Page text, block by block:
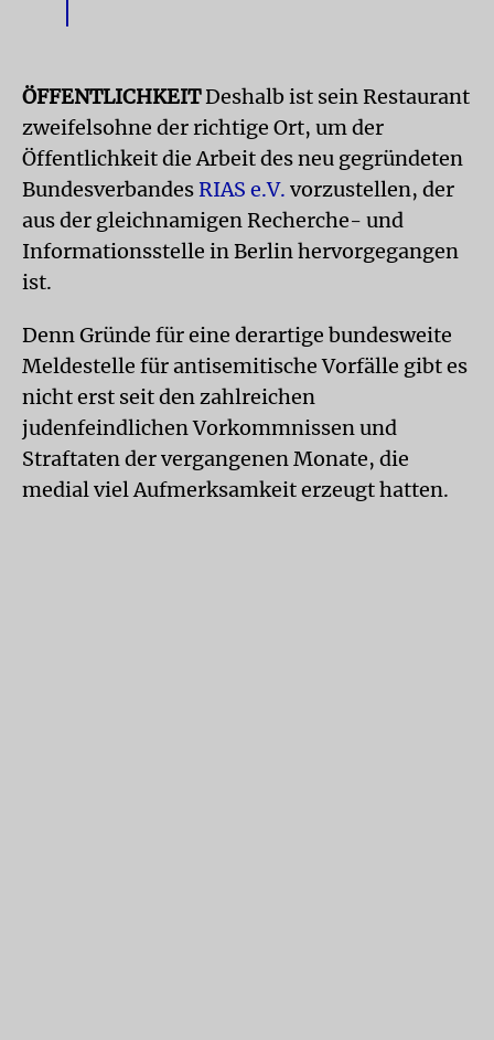
ÖFFENTLICHKEITDeshalb ist sein Restaurant
zweifelsohne der richtige Ort, um der
Öffentlichkeit die Arbeit des neu gegründeten
BundesverbandesRIAS e.V. vorzustellen, der
aus der gleichnamigen Recherche- und
Informationsstelle in Berlin hervorgegangen
ist.
Denn Gründe für eine derartige bundesweite
Meldestelle für antisemitische Vorfälle gibt es
nicht erst seit den zahlreichen
judenfeindlichen Vorkommnissen und
Straftaten der vergangenen Monate, die
medial viel Aufmerksamkeit erzeugt hatten.